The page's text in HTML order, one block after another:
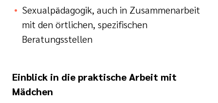
Sexualpädagogik, auch in Zusammenarbeit
mit den örtlichen, spezifischen
Beratungsstellen
Einblick in die praktische Arbeit mit
Mädchen